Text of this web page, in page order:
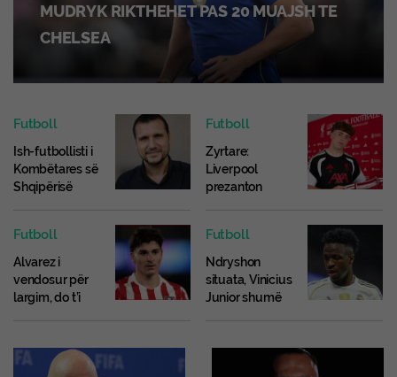
MUDRYK RIKTHEHET PAS 20 MUAJSH TE
CHELSEA
Futboll
Ish-futbollisti i
Kombëtares së
Shqipërisë
shitje droge.
Futboll
Zyrtare:
Liverpool
prezanton
Futboll
Alvarez i
vendosur për
largim, do t’i
transferimin te
Barcelona.
Futboll
Ndryshon
situata, Vinicius
Junior shumë
Madridin.